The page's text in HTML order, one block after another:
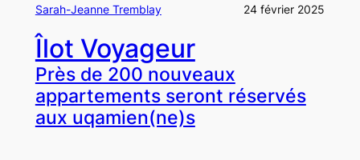
Sarah-Jeanne Tremblay 24 février 2025
Îlot Voyageur
Près de 200 nouveaux
appartements seront réservés
aux uqamien(ne)s